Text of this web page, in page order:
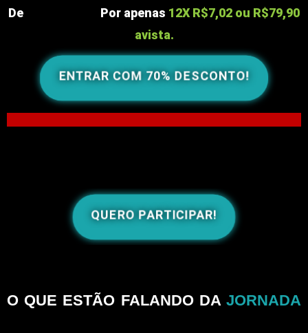
De Por apenas 12X R$7,02 ou R$79,90
avista.
ENTRAR COM 70% DESCONTO!
QUERO PARTICIPAR!
O QUE ESTÃO FALANDO DA JORNADA